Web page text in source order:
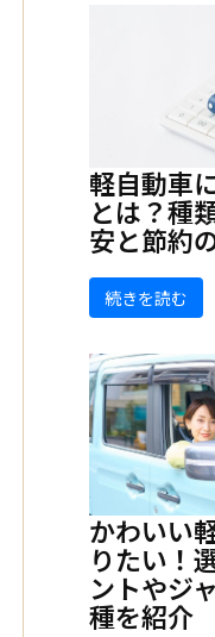
軽自動車
とは？種
安と節約
続きを読む
かわいい
りたい！
ントやジ
種を紹介